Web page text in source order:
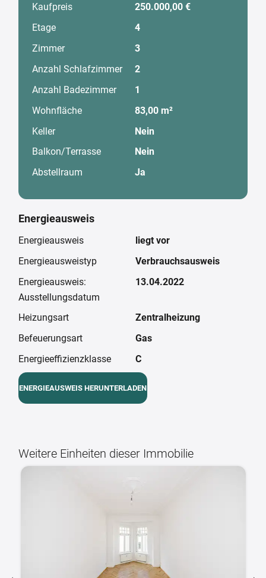
Kaufpreis
250.000,00 €
Etage
4
Zimmer
3
Anzahl Schlafzimmer
2
Anzahl Badezimmer
1
Wohnfläche
83,00 m²
Keller
Nein
Balkon/Terrasse
Nein
Abstellraum
Ja
Energieausweis
Energieausweis
liegt vor
Energieausweistyp
Verbrauchsausweis
Energieausweis:
Ausstellungsdatum
13.04.2022
Heizungsart
Zentralheizung
Befeuerungsart
Gas
Energieeffizienzklasse
C
ENERGIEAUSWEIS HERUNTERLADEN
Weitere Einheiten dieser Immobilie